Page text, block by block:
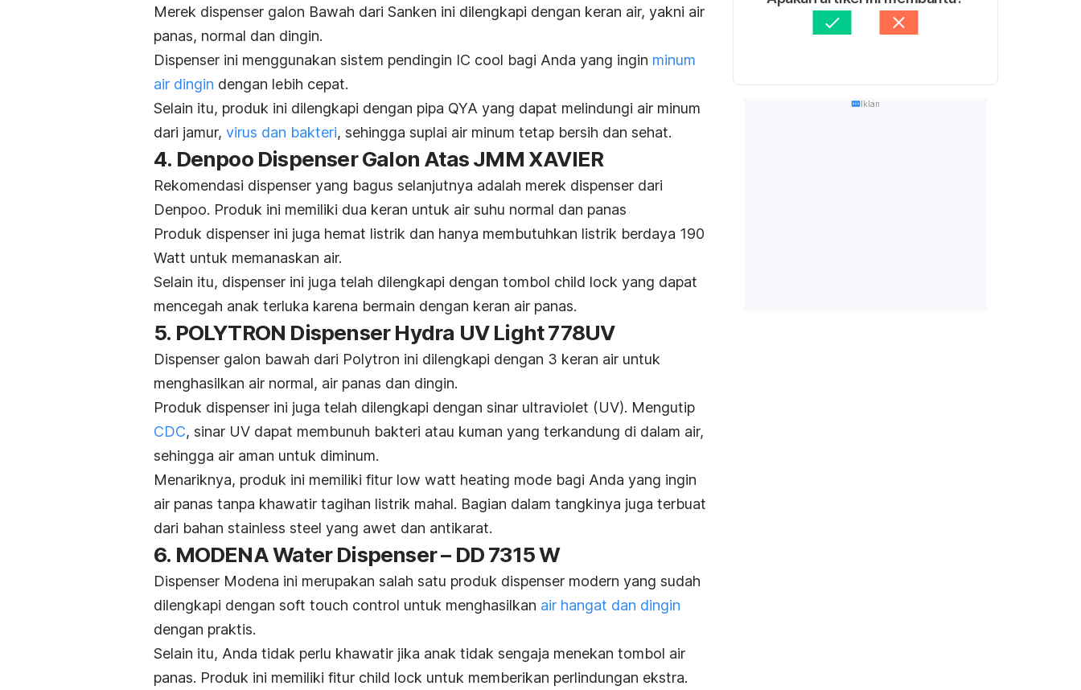
Merek dispenser galon Bawah dari Sanken ini dilengkapi dengan keran air, yakni air
panas, normal dan dingin.
Dispenser ini menggunakan sistem pendingin IC cool bagi Anda yang ingin minum
air dingin dengan lebih cepat.
Selain itu, produk ini dilengkapi dengan pipa QYA yang dapat melindungi air minum
dari jamur, virus dan bakteri, sehingga suplai air minum tetap bersih dan sehat.
4. Denpoo Dispenser Galon Atas JMM XAVIER
Rekomendasi dispenser yang bagus selanjutnya adalah merek dispenser dari
Denpoo. Produk ini memiliki dua keran untuk air suhu normal dan panas
Produk dispenser ini juga hemat listrik dan hanya membutuhkan listrik berdaya 190
Watt untuk memanaskan air.
Selain itu, dispenser ini juga telah dilengkapi dengan tombol child lock yang dapat
mencegah anak terluka karena bermain dengan keran air panas.
5. POLYTRON Dispenser Hydra UV Light 778UV
Dispenser galon bawah dari Polytron ini dilengkapi dengan 3 keran air untuk
menghasilkan air normal, air panas dan dingin.
Produk dispenser ini juga telah dilengkapi dengan sinar ultraviolet (UV). Mengutip
CDC, sinar UV dapat membunuh bakteri atau kuman yang terkandung di dalam air,
sehingga air aman untuk diminum.
Menariknya, produk ini memiliki fitur low watt heating mode bagi Anda yang ingin
air panas tanpa khawatir tagihan listrik mahal. Bagian dalam tangkinya juga terbuat
dari bahan stainless steel yang awet dan antikarat.
6. MODENA Water Dispenser – DD 7315 W
Dispenser Modena ini merupakan salah satu produk dispenser modern yang sudah
dilengkapi dengan soft touch control untuk menghasilkan air hangat dan dingin
dengan praktis.
Selain itu, Anda tidak perlu khawatir jika anak tidak sengaja menekan tombol air
panas. Produk ini memiliki fitur child lock untuk memberikan perlindungan ekstra.
Iklan